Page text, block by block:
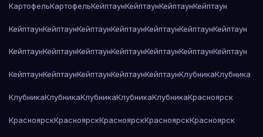
КартофельКартофельКейптаунКейптаунКейптаунКейптаун
КейптаунКейптаунКейптаунКейптаунКейптаунКейптаунКейптаун
КейптаунКейптаунКейптаунКейптаунКейптаунКейптаунКейптаун
КейптаунКейптаунКейптаунКейптаунКейптаунКлубникаКлубника
КлубникаКлубникаКлубникаКлубникаКлубникаКрасноярск
КрасноярскКрасноярскКрасноярскКрасноярскКрасноярск